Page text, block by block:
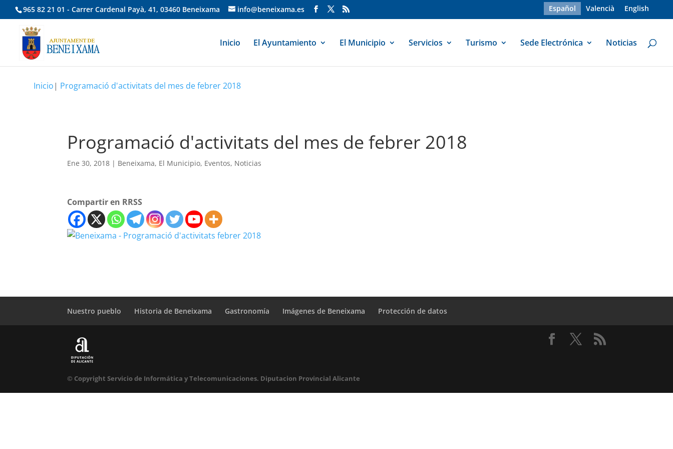
965 82 21 01 - Carrer Cardenal Payà, 41, 03460 Beneixama info@beneixama.es Español Valencià English
Inicio El Ayuntamiento El Municipio Servicios Turismo Sede Electrónica Noticias
Inicio| Programació d'activitats del mes de febrer 2018
Programació d'activitats del mes de febrer 2018
Ene 30, 2018 | Beneixama, El Municipio, Eventos, Noticias
Compartir en RRSS
Nuestro pueblo Historia de Beneixama Gastronomía Imágenes de Beneixama Protección de datos
© Copyright Servicio de Informática y Telecomunicaciones. Diputacion Provincial Alicante